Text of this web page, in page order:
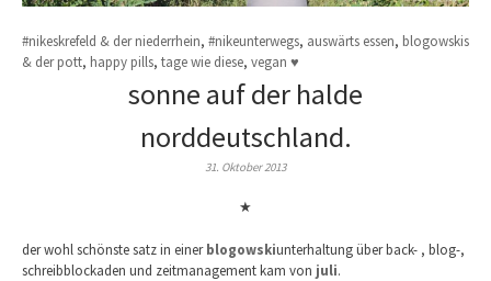
#nikeskrefeld & der niederrhein, #nikeunterwegs, auswärts essen, blogowskis
& der pott, happy pills, tage wie diese, vegan ♥
sonne auf der halde
norddeutschland.
31. Oktober 2013
★
der wohl schönste satz in einerblogowskiunterhaltung über back- , blog-,
schreibblockaden und zeitmanagement kam von juli.